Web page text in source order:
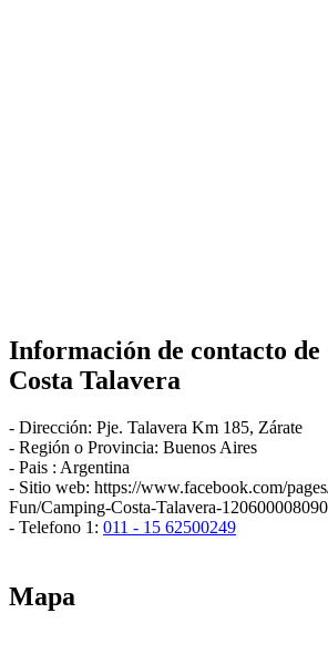
Información de contacto de
Costa Talavera
- Dirección: Pje. Talavera Km 185, Zárate
- Región o Provincia: Buenos Aires
- Pais : Argentina
- Sitio web: https://www.facebook.com/
Fun/Camping-Costa-Talavera-
- Telefono 1: 011 - 15 62500249
Mapa